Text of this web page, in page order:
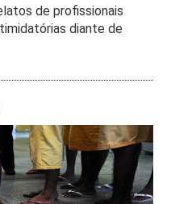
de profissionais
diante de